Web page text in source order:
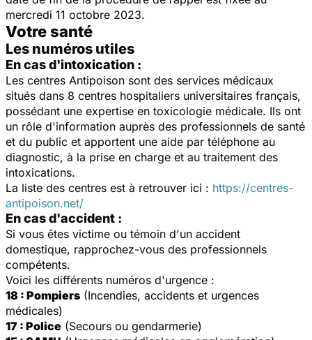
mercredi 11 octobre 2023.
Votre santé
Les numéros utiles
En cas d'intoxication :
Les centres Antipoison sont des services médicaux
situés dans 8 centres hospitaliers universitaires français,
possédant une expertise en toxicologie médicale. Ils ont
un rôle d'information auprès des professionnels de santé
et du public et apportent une aide par téléphone au
diagnostic, à la prise en charge et au traitement des
intoxications.
La liste des centres est à retrouver ici : https://centres-
antipoison.net/
En cas d'accident :
Si vous êtes victime ou témoin d'un accident
domestique, rapprochez-vous des professionnels
compétents.
Voici les différents numéros d'urgence :
18 : Pompiers (Incendies, accidents et urgences
médicales)
17 : Police (Secours ou gendarmerie)